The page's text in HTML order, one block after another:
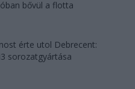
bővül a flotta
érte utol Debrecent:
sorozatgyártása